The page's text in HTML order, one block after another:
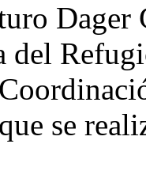
Dager
del
se